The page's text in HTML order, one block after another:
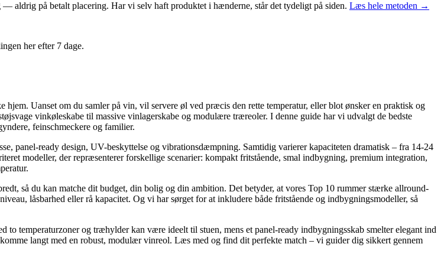
aldrig på betalt placering. Har vi selv haft produktet i hænderne, står det tydeligt på siden. Læs hele metoden →
her efter 7 dage.
Uanset om du samler på vin, vil servere øl ved præcis den rette temperatur, eller blot ønsker en praktisk og
vinkøleskabe til massive vinlagerskabe og modulære træreoler. I denne guide har vi udvalgt de bedste
feinschmeckere og familier.
panel-ready design, UV-beskyttelse og vibrationsdæmpning. Samtidig varierer kapaciteten dramatisk – fra 14-24
modeller, der repræsenterer forskellige scenarier: kompakt fritstående, smal indbygning, premium integration,
så du kan matche dit budget, din bolig og din ambition. Det betyder, at vores Top 10 rummer stærke allround-
låsbarhed eller rå kapacitet. Og vi har sørget for at inkludere både fritstående og indbygningsmodeller, så
temperaturzoner og træhylder kan være ideelt til stuen, mens et panel-ready indbygningsskab smelter elegant ind
langt med en robust, modulær vinreol. Læs med og find dit perfekte match – vi guider dig sikkert gennem